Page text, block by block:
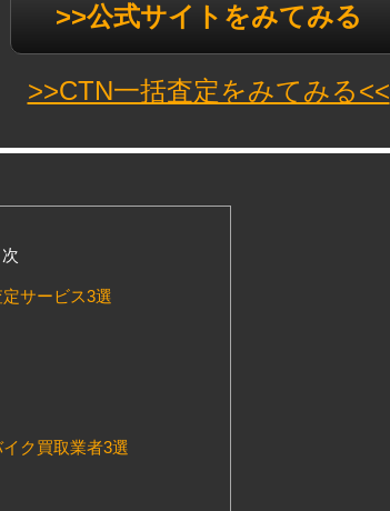
>>公式サイトをみてみる
>>CTN一括査定をみてみる<<
サービス3選
ク買取業者3選